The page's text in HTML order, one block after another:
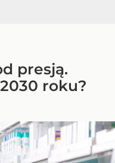
presją.
roku?